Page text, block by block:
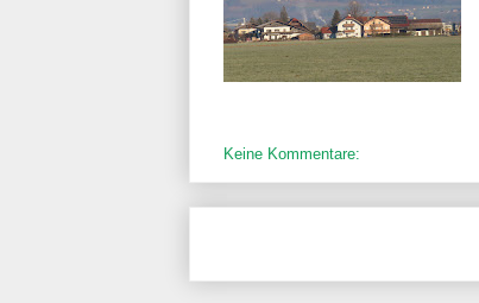
Keine Kommentare: